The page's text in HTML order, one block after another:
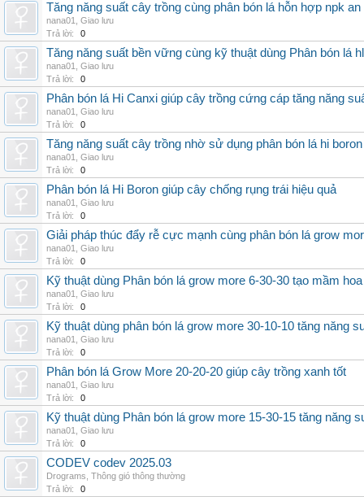
Tăng năng suất cây trồng cùng phân bón lá hỗn hợp npk an
nana01
Giao lưu
Trả lời:
0
Tăng năng suất bền vững cùng kỹ thuật dùng Phân bón lá
nana01
Giao lưu
Trả lời:
0
Phân bón lá Hi Canxi giúp cây trồng cứng cáp tăng năng
nana01
Giao lưu
Trả lời:
0
Tăng năng suất cây trồng nhờ sử dụng phân bón lá hi
nana01
Giao lưu
Trả lời:
0
Phân bón lá Hi Boron giúp cây chống rụng trái hiệu quả
nana01
Giao lưu
Trả lời:
0
Giải pháp thúc đẩy rễ cực mạnh cùng phân bón lá grow
nana01
Giao lưu
Trả lời:
0
Kỹ thuật dùng Phân bón lá grow more 6-30-30 tạo mầm hoa
nana01
Giao lưu
Trả lời:
0
Kỹ thuật dùng phân bón lá grow more 30-10-10 tăng năng
nana01
Giao lưu
Trả lời:
0
Phân bón lá Grow More 20-20-20 giúp cây trồng xanh tốt
nana01
Giao lưu
Trả lời:
0
Kỹ thuật dùng Phân bón lá grow more 15-30-15 tăng năng
nana01
Giao lưu
Trả lời:
0
CODEV codev 2025.03
Drograms Thông gió thông thường
Trả lời:
0